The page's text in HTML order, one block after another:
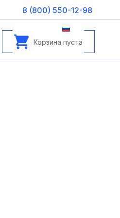
8 (800) 550-12-98
Корзина пуста